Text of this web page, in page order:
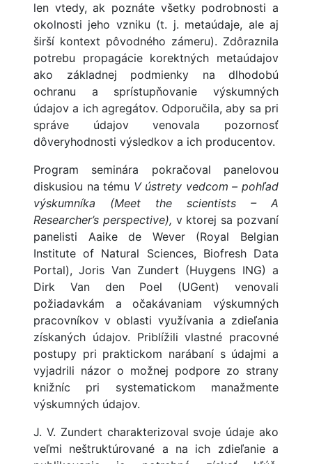
len vtedy, ak poznáte všetky podrobnosti a
okolnosti jeho vzniku (t. j. metaúdaje, ale aj
širší kontext pôvodného zámeru). Zdôraznila
potrebu propagácie korektných metaúdajov
ako základnej podmienky na dlhodobú
ochranu a sprístupňovanie výskumných
údajov a ich agregátov. Odporučila, aby sa pri
správe údajov venovala pozornosť
dôveryhodnosti výsledkov a ich producentov.
Program seminára pokračoval panelovou
diskusiou na tému V ústrety vedcom – pohľad
výskumníka (Meet the scientists – A
Researcher’s perspective), v ktorej sa pozvaní
panelisti Aaike de Wever (Royal Belgian
Institute of Natural Sciences, Biofresh Data
Portal), Joris Van Zundert (Huygens ING) a
Dirk Van den Poel (UGent) venovali
požiadavkám a očakávaniam výskumných
pracovníkov v oblasti využívania a zdieľania
získaných údajov. Priblížili vlastné pracovné
postupy pri praktickom narábaní s údajmi a
vyjadrili názor o možnej podpore zo strany
knižníc pri systematickom manažmente
výskumných údajov.
J. V. Zundert charakterizoval svoje údaje ako
veľmi neštruktúrované a na ich zdieľanie a